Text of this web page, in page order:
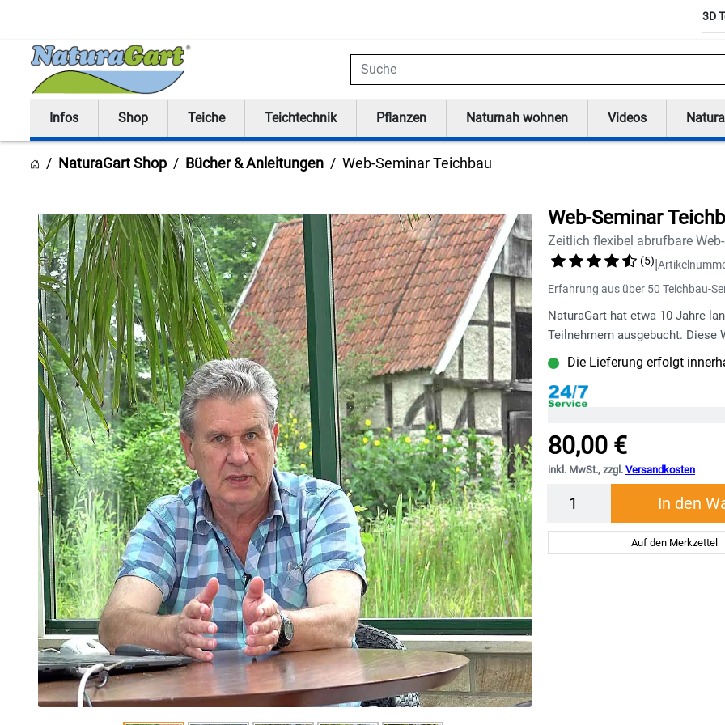
3D
Suche
Infos Shop Teiche Teichtechnik Pflanzen Naturnah wohnen Videos
NaturaGart Shop Bücher & Anleitungen Web-Seminar Teichbau
Web-Seminar
Zeitlich flexibel abrufbare
(5)
Erfahrung aus über 50 Teichbau-
NaturaGart hat etwa 10 Jahre
Teilnehmern ausgebucht. Diese
Die Lieferung erfolgt
80,00 €
inkl. MwSt., zzgl. Versandkosten
In den
Auf den Merkzettel